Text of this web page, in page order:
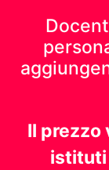
Il prezzo
istituti